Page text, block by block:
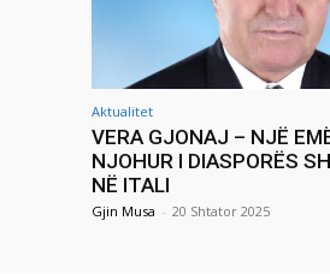
Aktualitet
VERA GJONAJ – NJË
NJOHUR I DIASPORËS
NË ITALI
Gjin Musa - 20 Shtator 2025